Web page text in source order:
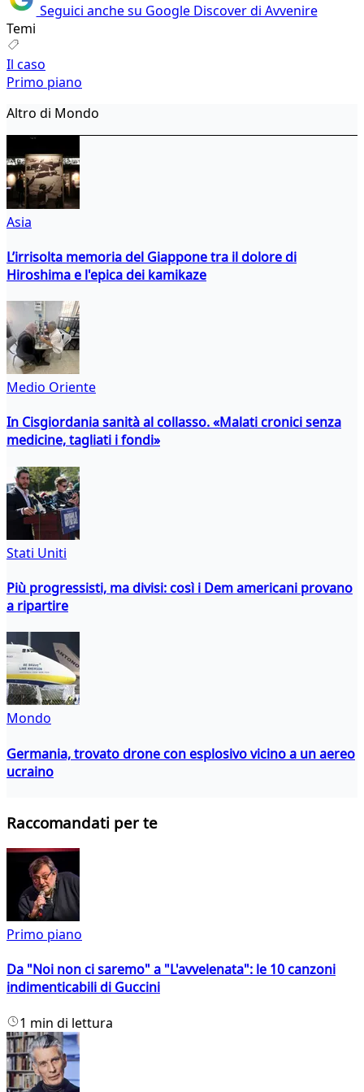
Seguici anche su Google Discover di Avvenire
Temi
Il caso
Primo piano
Altro di Mondo
Asia
L’irrisolta memoria del Giappone tra il dolore di
Hiroshima e l'epica dei kamikaze
Medio Oriente
In Cisgiordania sanità al collasso. «Malati cronici senza
medicine, tagliati i fondi»
Stati Uniti
Più progressisti, ma divisi: così i Dem americani provano
a ripartire
Mondo
Germania, trovato drone con esplosivo vicino a un aereo
ucraino
Raccomandati per te
Primo piano
Da "Noi non ci saremo" a "L'avvelenata": le 10 canzoni
indimenticabili di Guccini
1 min di lettura